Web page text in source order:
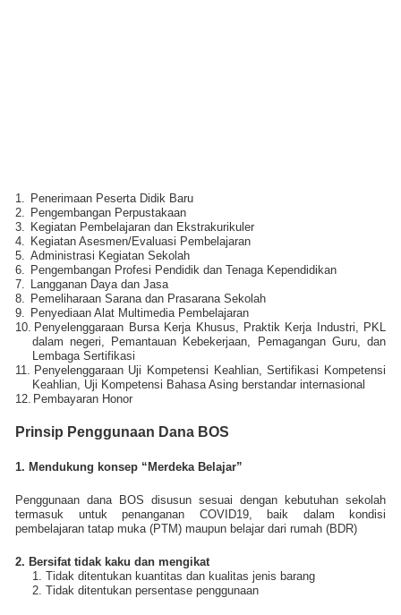
1.
Penerimaan Peserta Didik Baru
2.
Pengembangan Perpustakaan
3.
Kegiatan Pembelajaran dan Ekstrakurikuler
4.
Kegiatan Asesmen/Evaluasi Pembelajaran
5.
Administrasi Kegiatan Sekolah
6.
Pengembangan Profesi Pendidik dan Tenaga Kependidikan
7.
Langganan Daya dan Jasa
8.
Pemeliharaan Sarana dan Prasarana Sekolah
9.
Penyediaan Alat Multimedia Pembelajaran
10. Penyelenggaraan Bursa Kerja Khusus, Praktik Kerja Industri, PKL
dalam negeri, Pemantauan Kebekerjaan, Pemagangan Guru, dan
Lembaga Sertifikasi
11.
Penyelenggaraan Uji Kompetensi Keahlian, Sertifikasi Kompetensi
Keahlian, Uji Kompetensi Bahasa Asing berstandar internasional
12. Pembayaran Honor
Prinsip Penggunaan Dana BOS
1. Mendukung konsep “Merdeka Belajar”
Penggunaan dana BOS disusun sesuai dengan kebutuhan sekolah
termasuk untuk penanganan COVID19, baik dalam kondisi
pembelajaran tatap muka (PTM) maupun belajar dari rumah (BDR)
2. Bersifat tidak kaku dan mengikat
1. Tidak ditentukan kuantitas dan kualitas jenis barang
2. Tidak ditentukan persentase penggunaan